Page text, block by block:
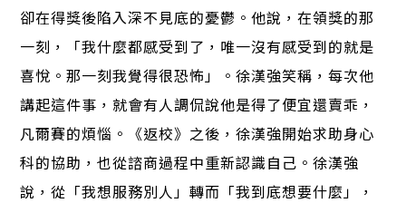
卻在得獎後陷入深不見底的憂鬱。他說，在領獎的那
一刻，「我什麼都感受到了，唯一沒有感受到的就是
喜悅。那一刻我覺得很恐怖」。徐漢強笑稱，每次他
講起這件事，就會有人調侃說他是得了便宜還賣乖，
凡爾賽的煩惱。《返校》之後，徐漢強開始求助身心
科的協助，也從諮商過程中重新認識自己。徐漢強
說，從「我想服務別人」轉而「我到底想要什麼」，